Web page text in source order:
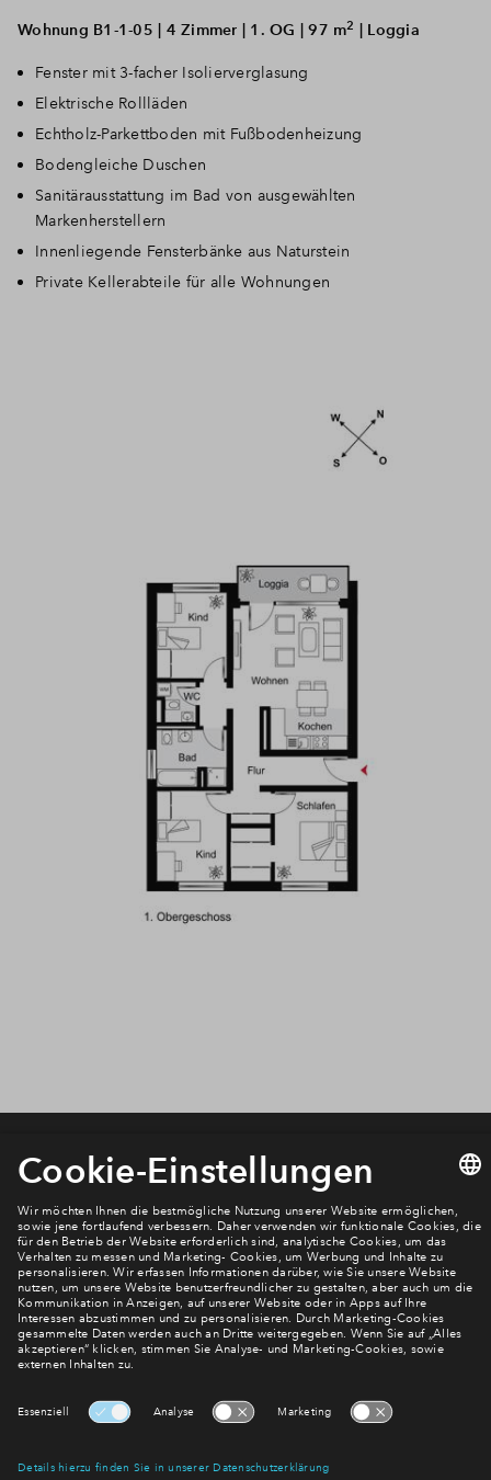
Wohnung B1-1-05 | 4 Zimmer | 1. OG | 97 m2 | Loggia
Fenster mit 3-facher Isolierverglasung
Elektrische Rollläden
Echtholz-Parkettboden mit Fußbodenheizung
Bodengleiche Duschen
Sanitärausstattung im Bad von ausgewählten
Markenherstellern
Innenliegende Fensterbänke aus Naturstein
Private Kellerabteile für alle Wohnungen
Newsletter Anmeldung
Verpassen Sie zu diesem Wohnprojekt keine Neuigkeiten
mehr! Wir halten Sie auf dem Laufenden – mit unserem
regelmäßig erscheinenden Newsletter informieren wir Sie
über den Stand dieses und weiterer Neubauprojekte.
E-Mail-Adresse
Abonnieren
Möchten Sie wissen, was wir mit Ihren Daten machen? Klicken Sie hier